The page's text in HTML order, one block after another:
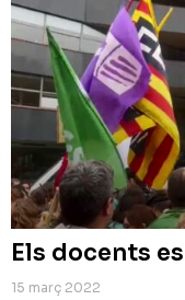
Els docents
15 març 2022